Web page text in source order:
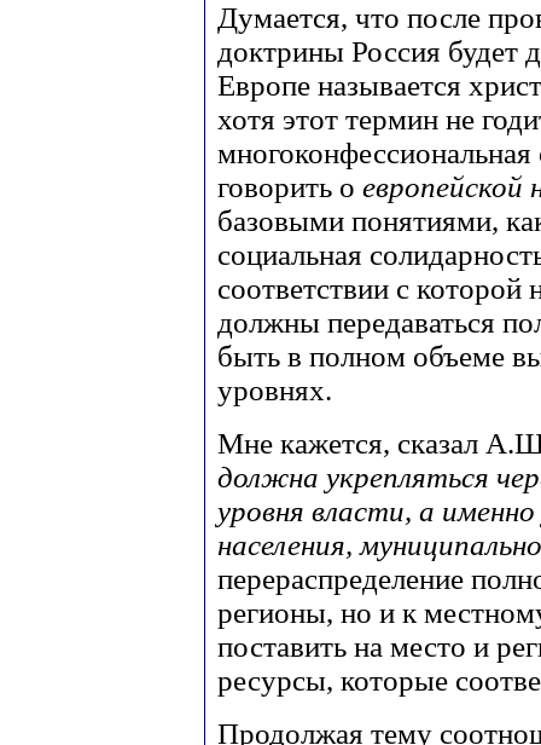
Думается, что после
доктрины Россия будет
Европе называется
хотя этот термин не
говорить о
базовыми понятиями,
социальная
соответствии с которой
должны передаваться
быть в полном объеме
уровнях.
Мне кажется, сказал
должна укрепляться
уровня власти, а
населения,
перераспределение
регионы, но и к
поставить на место и
ресурсы, которые
Продолжая тему